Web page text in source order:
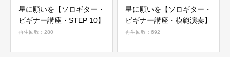
星に願いを【ソロギター・
ビギナー講座・STEP 10】
再生回数：280
星に願いを【ソロギター・
ビギナー講座・模範演奏】
再生回数：692